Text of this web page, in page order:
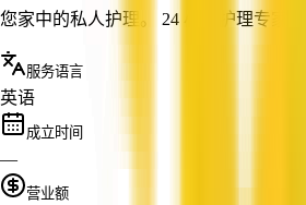
您家中的私人护理。 24 小时护理专家 -
服务语言
英语
成立时间
—
营业额